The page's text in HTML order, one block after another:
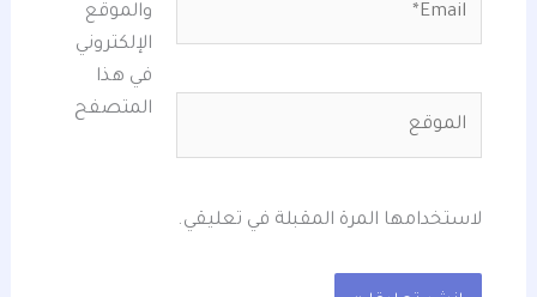
والموقع
الإلكتروني
في هذا
المتصفح
لاستخدامها المرة المقبلة في تعليقي.